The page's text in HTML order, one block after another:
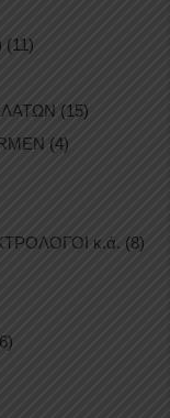
(11)
(15)
(4)
κ.ά. (8)